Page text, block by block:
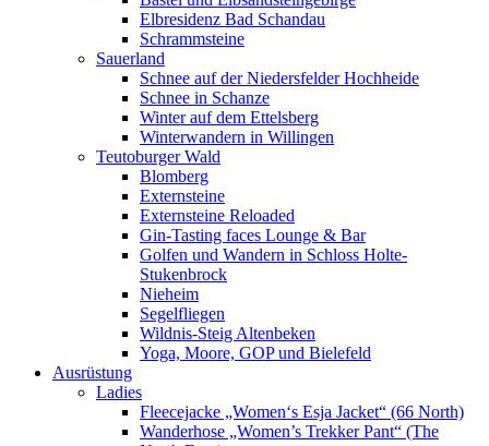
Elbresidenz Bad Schandau
Schrammsteine
Sauerland
Schnee auf der Niedersfelder Hochheide
Schnee in Schanze
Winter auf dem Ettelsberg
Winterwandern in Willingen
Teutoburger Wald
Blomberg
Externsteine
Externsteine Reloaded
Gin-Tasting faces Lounge & Bar
Golfen und Wandern in Schloss Holte-
Stukenbrock
Nieheim
Segelfliegen
Wildnis-Steig Altenbeken
Yoga, Moore, GOP und Bielefeld
Ausrüstung
Ladies
Fleecejacke „Women‘s Esja Jacket“ (66 North)
Wanderhose „Women’s Trekker Pant“ (The